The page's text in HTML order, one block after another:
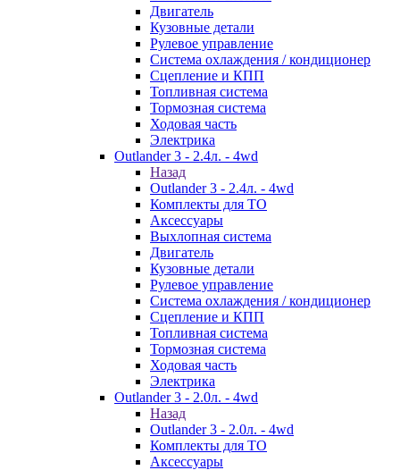
Двигатель
Кузовные детали
Рулевое управление
Система охлаждения / кондиционер
Сцепление и КПП
Топливная система
Тормозная система
Ходовая часть
Электрика
Outlander 3 - 2.4л. - 4wd
Назад
Outlander 3 - 2.4л. - 4wd
Комплекты для ТО
Аксессуары
Выхлопная система
Двигатель
Кузовные детали
Рулевое управление
Система охлаждения / кондиционер
Сцепление и КПП
Топливная система
Тормозная система
Ходовая часть
Электрика
Outlander 3 - 2.0л. - 4wd
Назад
Outlander 3 - 2.0л. - 4wd
Комплекты для ТО
Аксессуары